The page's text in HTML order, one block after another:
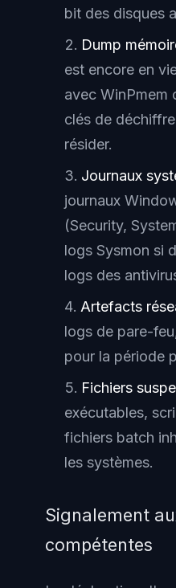
bit des disques
Dump
est encore en
avec WinPmem
clés de
résider.
Journaux
journaux
(Security,
logs Sysmon si
logs des
Artefacts
logs de pare-
pour la période
Fichiers
exécutables,
fichiers batch
les systèmes.
Signalement
compétentes